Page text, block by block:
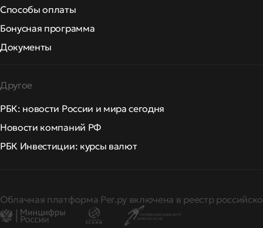
Способы оплаты
Бонусная программа
Документы
Другое
РБК: новости России и мира сегодня
Новости компаний РФ
РБК Инвестиции: курсы валют
Облачная платформа Рег.ру включена в реестр